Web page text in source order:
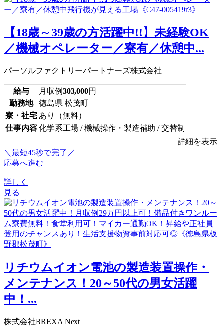
【18歳～39歳の方活躍中!!】未経験OK
／機械オペレーター／寮有／休憩中...
パーソルファクトリーパートナーズ株式会社
給与 月収例303,000円
勤務地
徳島県 松茂町
寮・社宅 あり（無料）
仕事内容 化学系工場 / 機械操作・製造補助 / 交替制
詳細を表示
＼最短45秒で完了／
応募へ進む
詳しく
見る
リチウムイオン電池の製造装置操作・
メンテナンス！20～50代の男女活躍
中！...
株式会社BREXA Next